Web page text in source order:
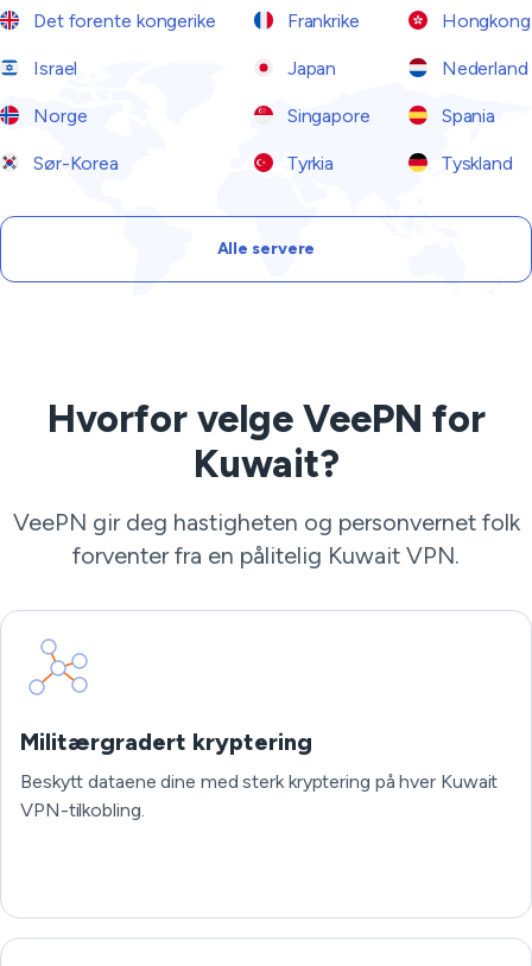
Det forente kongerike Frankrike Hongkong
Israel Japan Nederland
Norge Singapore Spania
Sør-Korea Tyrkia Tyskland
Alle servere
Hvorfor velge VeePN for
Kuwait?
VeePN gir deg hastigheten og personvernet folk
forventer fra en pålitelig Kuwait VPN.
Militærgradert kryptering
Beskytt dataene dine med sterk kryptering på hver Kuwait
VPN-tilkobling.